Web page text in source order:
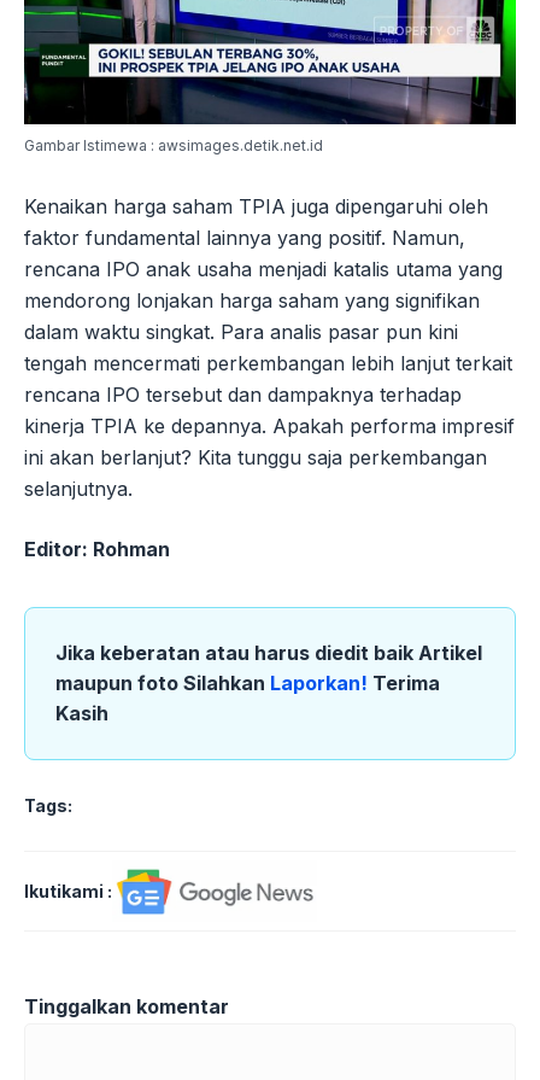
Gambar Istimewa : awsimages.detik.net.id
Kenaikan harga saham TPIA juga dipengaruhi oleh
faktor fundamental lainnya yang positif. Namun,
rencana IPO anak usaha menjadi katalis utama yang
mendorong lonjakan harga saham yang signifikan
dalam waktu singkat. Para analis pasar pun kini
tengah mencermati perkembangan lebih lanjut terkait
rencana IPO tersebut dan dampaknya terhadap
kinerja TPIA ke depannya. Apakah performa impresif
ini akan berlanjut? Kita tunggu saja perkembangan
selanjutnya.
Editor: Rohman
Jika keberatan atau harus diedit baik Artikel
maupun foto Silahkan Laporkan! Terima
Kasih
Tags:
Ikutikami :
Tinggalkan komentar